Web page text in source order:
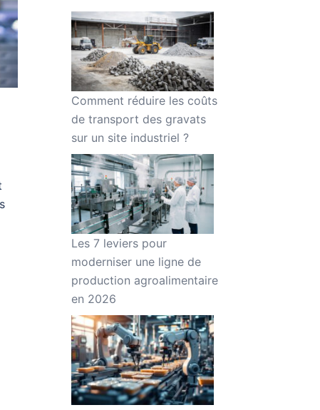
Comment réduire les coûts
de transport des gravats
sur un site industriel ?
Les 7 leviers pour
moderniser une ligne de
production agroalimentaire
en 2026